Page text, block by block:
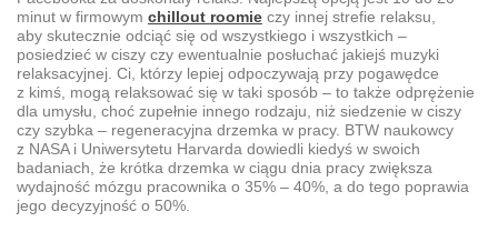
minut w firmowym chillout roomie czy innej strefie relaksu,
aby skutecznie odciąć się od wszystkiego i wszystkich –
posiedzieć w ciszy czy ewentualnie posłuchać jakiejś muzyki
relaksacyjnej. Ci, którzy lepiej odpoczywają przy pogawędce
z kimś, mogą relaksować się w taki sposób – to także odprężenie
dla umysłu, choć zupełnie innego rodzaju, niż siedzenie w ciszy
czy szybka – regeneracyjna drzemka w pracy. BTW naukowcy
z NASA i Uniwersytetu Harvarda dowiedli kiedyś w swoich
badaniach, że krótka drzemka w ciągu dnia pracy zwiększa
wydajność mózgu pracownika o 35% – 40%, a do tego poprawia
jego decyzyjność o 50%.